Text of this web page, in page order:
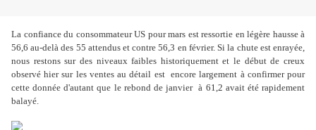
La confiance du consommateur US pour mars est ressortie en légère hausse à
56,6 au-delà des 55 attendus et contre 56,3 en février. Si la chute est enrayée,
nous restons sur des niveaux faibles historiquement et le début de creux
observé hier sur les ventes au détail est encore largement à confirmer pour
cette donnée d'autant que le rebond de janvier à 61,2 avait été rapidement
balayé.